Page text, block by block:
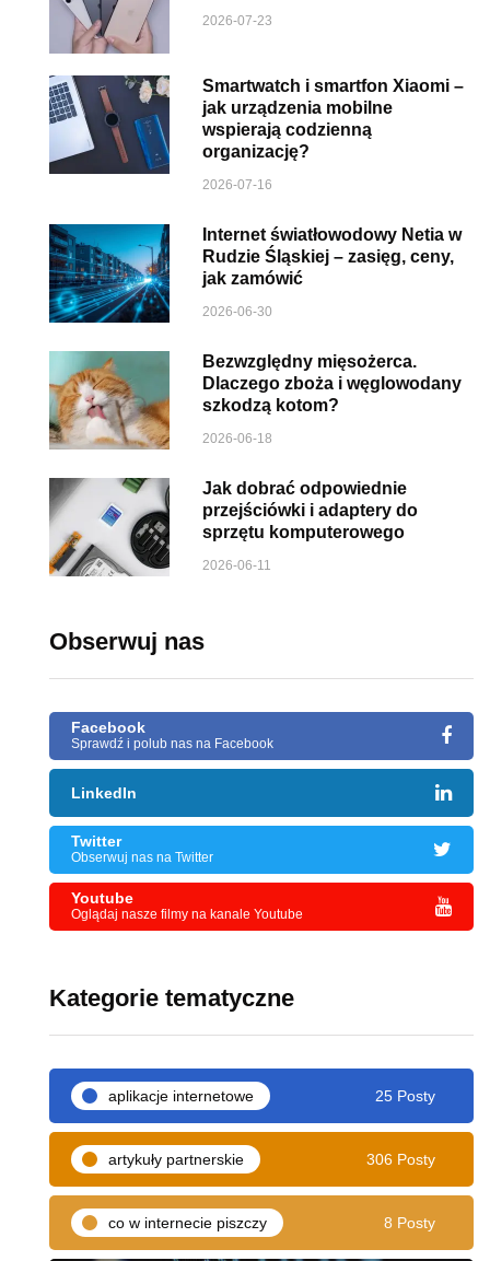
2026-07-23
Smartwatch i smartfon Xiaomi –
jak urządzenia mobilne
wspierają codzienną
organizację?
2026-07-16
Internet światłowodowy Netia w
Rudzie Śląskiej – zasięg, ceny,
jak zamówić
2026-06-30
Bezwzględny mięsożerca.
Dlaczego zboża i węglowodany
szkodzą kotom?
2026-06-18
Jak dobrać odpowiednie
przejściówki i adaptery do
sprzętu komputerowego
2026-06-11
Obserwuj nas
Facebook
Sprawdź i polub nas na Facebook
LinkedIn
Twitter
Obserwuj nas na Twitter
Youtube
Oglądaj nasze filmy na kanale Youtube
Kategorie tematyczne
aplikacje internetowe 25 Posty
artykuły partnerskie 306 Posty
co w internecie piszczy 8 Posty